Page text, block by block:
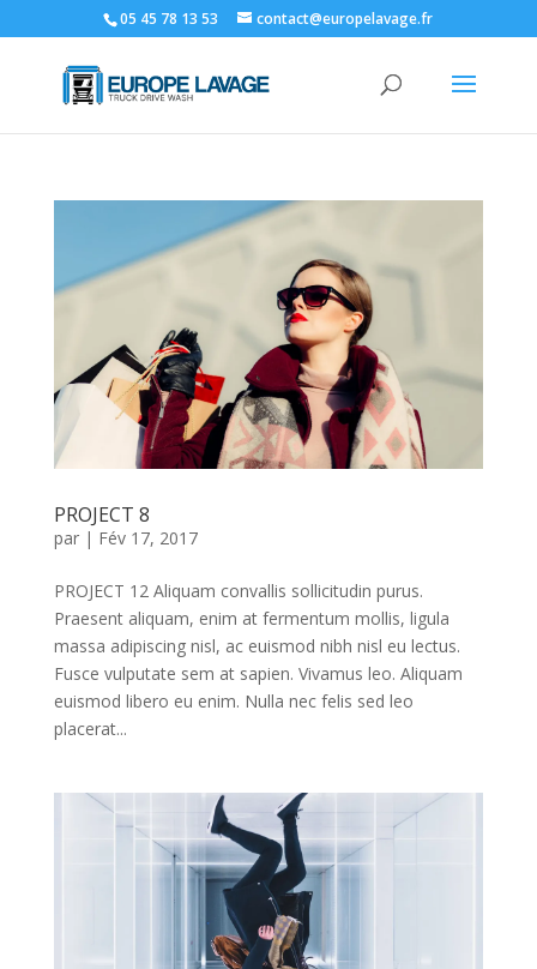
05 45 78 13 53 contact@europelavage.fr
PROJECT 8
par | Fév 17, 2017
PROJECT 12 Aliquam convallis sollicitudin purus.
Praesent aliquam, enim at fermentum mollis, ligula
massa adipiscing nisl, ac euismod nibh nisl eu lectus.
Fusce vulputate sem at sapien. Vivamus leo. Aliquam
euismod libero eu enim. Nulla nec felis sed leo
placerat...